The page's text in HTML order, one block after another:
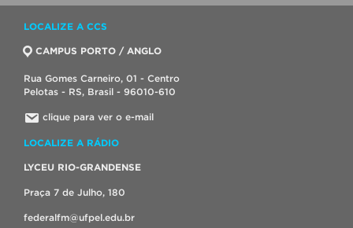
LOCALIZE A CCS
CAMPUS PORTO / ANGLO
Rua Gomes Carneiro, 01 - Centro
Pelotas - RS, Brasil - 96010-610
clique para ver o e-mail
LOCALIZE A RÁDIO
LYCEU RIO-GRANDENSE
Praça 7 de Julho, 180
federalfm@ufpel.edu.br